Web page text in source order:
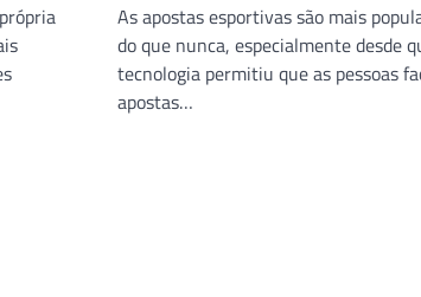
As apostas esportivas são mais
do que nunca, especialmente desde
tecnologia permitiu que as pessoas
apostas…